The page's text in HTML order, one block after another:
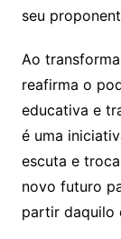
seu
Ao
reafirma o
educativa e
é uma
escuta e
novo futuro
partir daquilo